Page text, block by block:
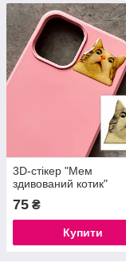
3D-стікер "Мем
здивований котик"
75 ₴
Купити